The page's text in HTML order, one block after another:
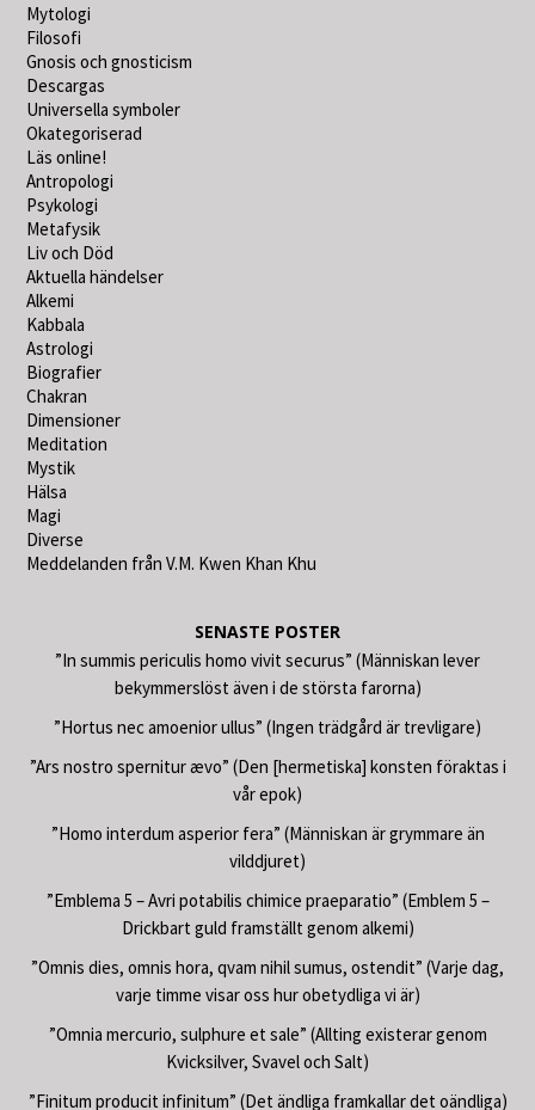
Mytologi
Filosofi
Gnosis och gnosticism
Descargas
Universella symboler
Okategoriserad
Läs online!
Antropologi
Psykologi
Metafysik
Liv och Död
Aktuella händelser
Alkemi
Kabbala
Astrologi
Biografier
Chakran
Dimensioner
Meditation
Mystik
Hälsa
Magi
Diverse
Meddelanden från V.M. Kwen Khan Khu
SENASTE POSTER
”In summis periculis homo vivit securus” (Människan lever
bekymmerslöst även i de största farorna)
”Hortus nec amoenior ullus” (Ingen trädgård är trevligare)
”Ars nostro spernitur ævo” (Den [hermetiska] konsten föraktas i
vår epok)
”Homo interdum asperior fera” (Människan är grymmare än
vilddjuret)
”Emblema 5 – Avri potabilis chimice praeparatio” (Emblem 5 –
Drickbart guld framställt genom alkemi)
”Omnis dies, omnis hora, qvam nihil sumus, ostendit” (Varje dag,
varje timme visar oss hur obetydliga vi är)
”Omnia mercurio, sulphure et sale” (Allting existerar genom
Kvicksilver, Svavel och Salt)
”Finitum producit infinitum” (Det ändliga framkallar det oändliga)